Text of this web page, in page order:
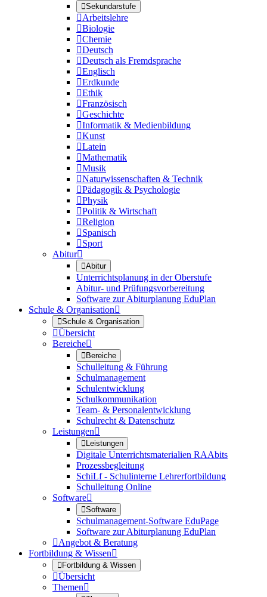
Sekundarstufe
Arbeitslehre
Biologie
Chemie
Deutsch
Deutsch als Fremdsprache
Englisch
Erdkunde
Ethik
Französisch
Geschichte
Informatik & Medienbildung
Kunst
Latein
Mathematik
Musik
Naturwissenschaften & Technik
Pädagogik & Psychologie
Physik
Politik & Wirtschaft
Religion
Spanisch
Sport
Abitur
Abitur
Unterrichtsplanung in der Oberstufe
Abitur- und Prüfungsvorbereitung
Software zur Abiturplanung EduPlan
Schule & Organisation
Schule & Organisation
Übersicht
Bereiche
Bereiche
Schulleitung & Führung
Schulmanagement
Schulentwicklung
Schulkommunikation
Team- & Personalentwicklung
Schulrecht & Datenschutz
Leistungen
Leistungen
Digitale Unterrichtsmaterialien RAAbits
Prozessbegleitung
SchiLf - Schulinterne Lehrerfortbildung
Schulleitung Online
Software
Software
Schulmanagement-Software EduPage
Software zur Abiturplanung EduPlan
Angebot & Beratung
Fortbildung & Wissen
Fortbildung & Wissen
Übersicht
Themen